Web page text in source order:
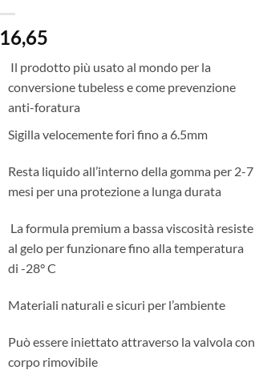
16,65
Il prodotto più usato al mondo per la
conversione tubeless e come prevenzione
anti-foratura
Sigilla velocemente fori fino a 6.5mm
Resta liquido all’interno della gomma per 2-7
mesi per una protezione a lunga durata
La formula premium a bassa viscosità resiste
al gelo per funzionare fino alla temperatura
di -28° C
Materiali naturali e sicuri per l’ambiente
Può essere iniettato attraverso la valvola con
corpo rimovibile